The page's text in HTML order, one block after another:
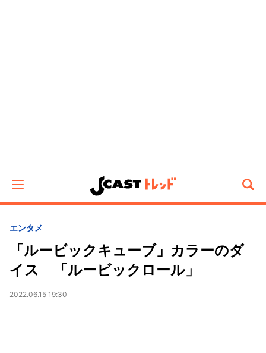
エンタメ
「ルービックキューブ」カラーのダ
イス 「ルービックロール」
2022.06.15 19:30